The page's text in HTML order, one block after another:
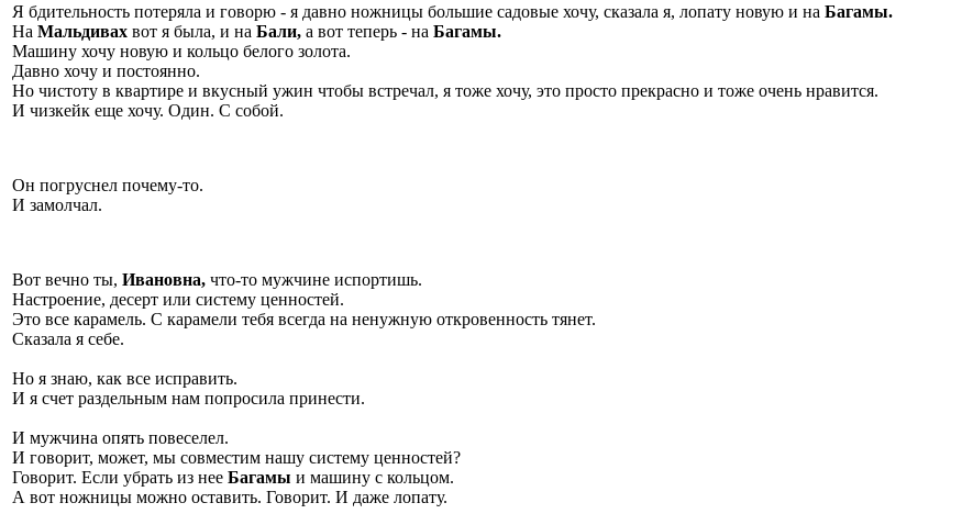
Я бдительность потеряла и говорю - я давно ножницы большие садовые хочу, сказала я, лопату новую и на Багамы.
На Мальдивах вот я была, и на Бали, а вот теперь - на Багамы.
Машину хочу новую и кольцо белого золота.
Давно хочу и постоянно.
Но чистоту в квартире и вкусный ужин чтобы встречал, я тоже хочу, это просто прекрасно и тоже очень нравится.
И чизкейк еще хочу. Один. С собой.
Он погруснел почему-то.
И замолчал.
Вот вечно ты, Ивановна, что-то мужчине испортишь.
Настроение, десерт или систему ценностей.
Это все карамель. С карамели тебя всегда на ненужную откровенность тянет.
Сказала я себе.
Но я знаю, как все исправить.
И я счет раздельным нам попросила принести.
И мужчина опять повеселел.
И говорит, может, мы совместим нашу систему ценностей?
Говорит. Если убрать из нее Багамы и машину с кольцом.
А вот ножницы можно оставить. Говорит. И даже лопату.